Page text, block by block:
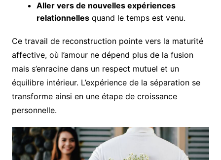
Aller vers de nouvelles expériences
relationnellesquand le temps est venu.
Ce travail de reconstruction pointe vers la maturité
affective, où l’amour ne dépend plus de la fusion
mais s’enracine dans un respect mutuel et un
équilibre intérieur. L’expérience de la séparation se
transforme ainsi en une étape de croissance
personnelle.